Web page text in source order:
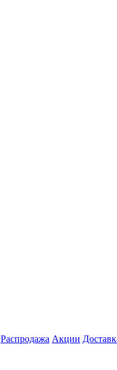
Распродажа Акции